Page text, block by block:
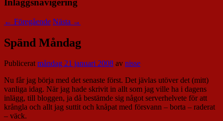
Inläggsnavigering
← Föregående Nästa →
Spänd Måndag
Publiceratmåndag 21 januari 2008 av nisse
Nu får jag börja med det senaste först. Det jävlas utöver det (mitt)
vanliga idag. När jag hade skrivit in allt som jag ville ha i dagens
inlägg, till bloggen, ja då bestämde sig något serverhelvete för att
krångla och allt jag suttit och knåpat med försvann – borta – raderat
– väck.